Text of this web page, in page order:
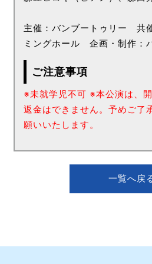
主催：バンブートゥリー 共
ミングホール 企画・制作：
ご注意事項
※未就学児不可 ※本公演は、
返金はできません。予めご了
願いいたします。
一覧へ戻